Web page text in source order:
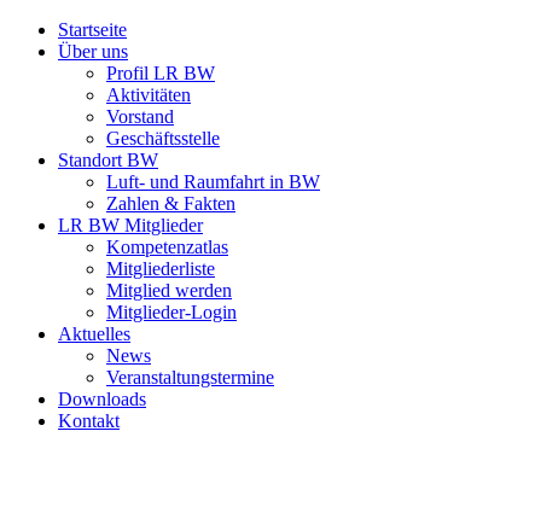
Startseite
Über uns
Profil LR BW
Aktivitäten
Vorstand
Geschäftsstelle
Standort BW
Luft- und Raumfahrt in BW
Zahlen & Fakten
LR BW Mitglieder
Kompetenzatlas
Mitgliederliste
Mitglied werden
Mitglieder-Login
Aktuelles
News
Veranstaltungstermine
Downloads
Kontakt